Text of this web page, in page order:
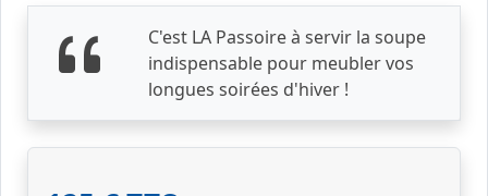
C'est LA Passoire à servir la soupe
indispensable pour meubler vos
longues soirées d'hiver !